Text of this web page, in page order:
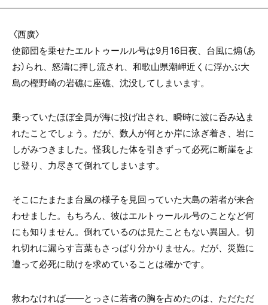
〈西廣〉
使節団を乗せたエルトゥールル号は9月16日夜、台風に煽（あ
お）られ、怒濤に押し流され、和歌山県潮岬近くに浮かぶ大
島の樫野崎の岩礁に座礁、沈没してしまいます。
乗っていたほぼ全員が海に投げ出され、瞬時に波に呑み込ま
れたことでしょう。だが、数人が何とか岸に泳ぎ着き、岩に
しがみつきました。怪我した体を引きずって必死に断崖をよ
じ登り、力尽きて倒れてしまいます。
そこにたまたま台風の様子を見回っていた大島の若者が来合
わせました。もちろん、彼はエルトゥールル号のことなど何
にも知りません。倒れているのは見たこともない異国人。切
れ切れに漏らす言葉もさっぱり分かりません。だが、災難に
遭って必死に助けを求めていることは確かです。
救わなければ――とっさに若者の胸を占めたのは、ただただ